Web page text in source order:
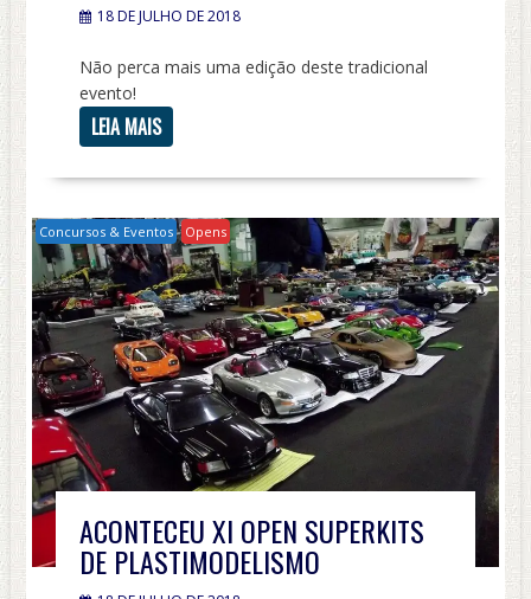
18 DE JULHO DE 2018
Não perca mais uma edição deste tradicional
evento!
LEIA MAIS
Concursos & Eventos Opens
ACONTECEU XI OPEN SUPERKITS
DE PLASTIMODELISMO